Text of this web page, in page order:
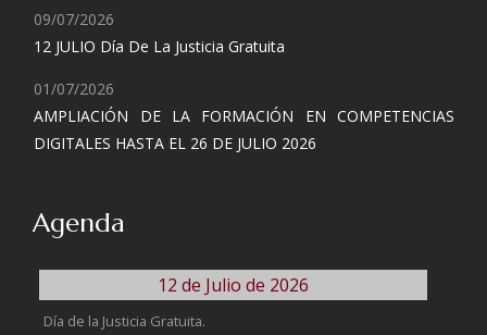
09/07/2026
12 JULIO Día De La Justicia Gratuita
01/07/2026
AMPLIACIÓN DE LA FORMACIÓN EN COMPETENCIAS
DIGITALES HASTA EL 26 DE JULIO 2026
Agenda
12 de Julio de 2026
Día de la Justicia Gratuita.